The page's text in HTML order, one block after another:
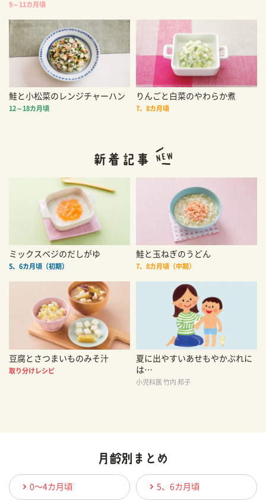
9～11カ月頃
鮭と小松菜のレンジチャーハン
12～18カ月頃
りんごと白菜のやわらか煮
7、8カ月頃
ミックスベジのだしがゆ
5、6カ月頃（初期）
鮭と玉ねぎのうどん
7、8カ月頃（中期）
豆腐とさつまいものみそ汁
取り分けレシピ
夏に出やすいあせもやかぶれに
は…
小児科医 竹内 邦子
0〜4カ月頃 5、6カ月頃